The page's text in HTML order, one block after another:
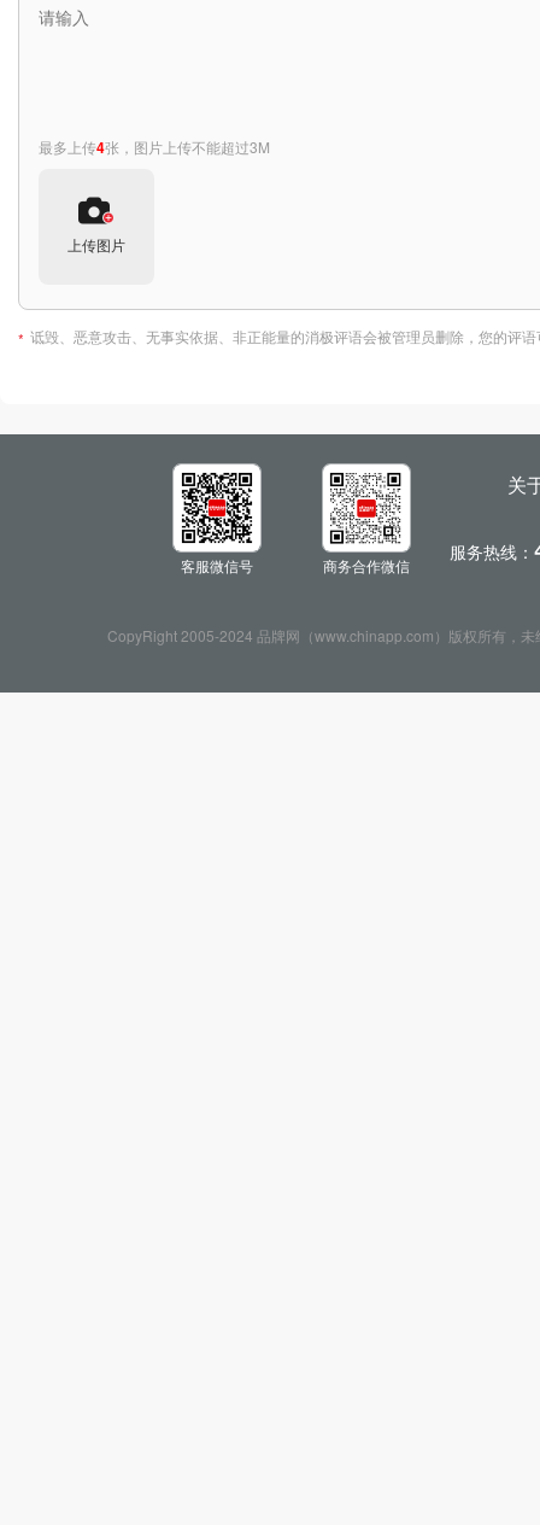
最多上传4张，图片上传不能超过3M
上传图片
* 诋毁、恶意攻击、无事实依据、非正能量的消极评语会被管理员删除，您的评
客服微信号 商务合作微信
关
服务热线：
CopyRight 2005-2024 品牌网（www.chinapp.com）版权所有，